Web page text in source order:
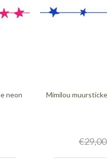
neon
Mimilou
€29,00